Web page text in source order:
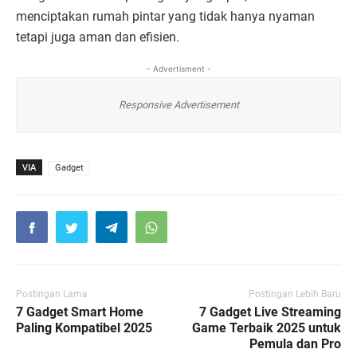
menciptakan rumah pintar yang tidak hanya nyaman
tetapi juga aman dan efisien.
- Advertisment -
Responsive Advertisement
VIA Gadget
Postingan Lama
7 Gadget Smart Home
Paling Kompatibel 2025
Postingan Lebih Baru
7 Gadget Live Streaming
Game Terbaik 2025 untuk
Pemula dan Pro